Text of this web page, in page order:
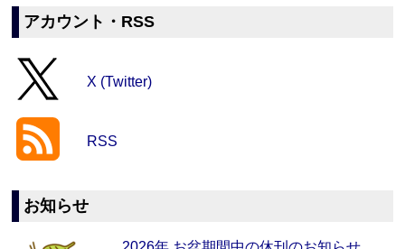
アカウント・RSS
X (Twitter)
RSS
お知らせ